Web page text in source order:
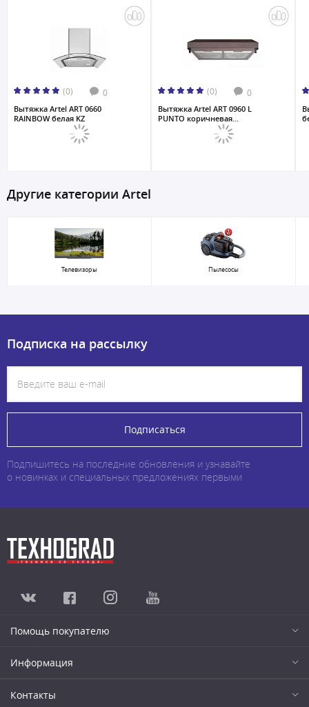
(0) 0
Вытяжка Artel ART 0660
RAINBOW белая KZ
(0) 0
Вытяжка Artel ART 0960 L
PUNTO коричневая...
Другие категории Artel
Телевизоры Пылесосы
Подписка на рассылку
Подписаться
Подпишитесь на последние обновления и узнавайте
о новинках и специальных предложениях первыми
Помощь покупателю
Информация
Контакты